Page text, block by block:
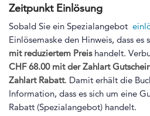
Zeitpunkt Einlösung
Sobald Sie ein Spezialangebot
Einlösemaske den Hinweis, dass es
mit reduziertem Preis handelt.
CHF 68.00 mit der Zahlart
Zahlart Rabatt. Damit erhält die
Information, dass es sich um eine
Rabatt (Spezialangebot) handelt.